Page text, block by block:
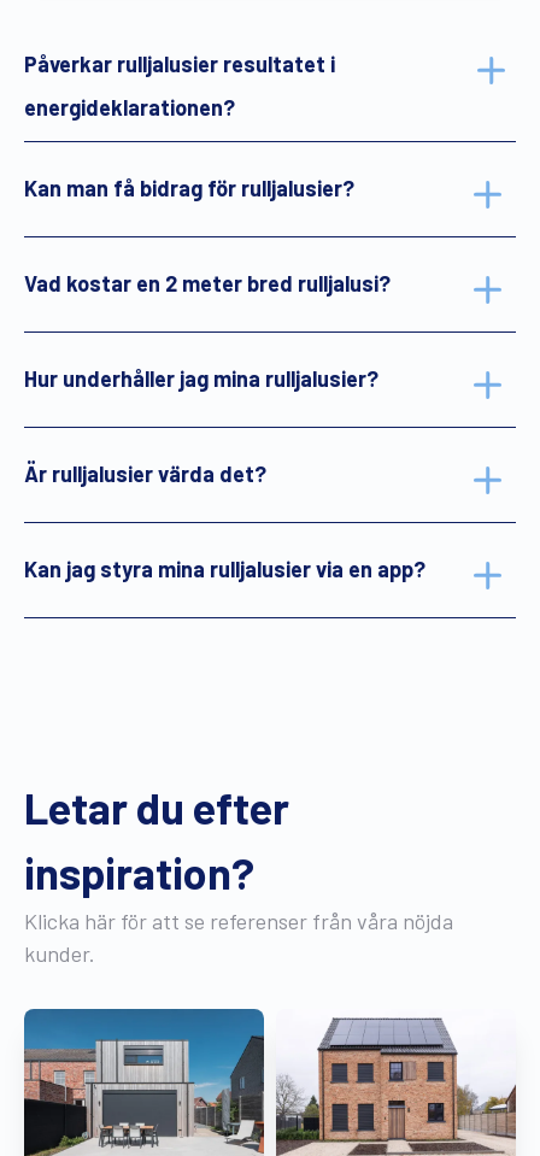
Påverkar rulljalusier resultatet i
energideklarationen?
Kan man få bidrag för rulljalusier?
Vad kostar en 2 meter bred rulljalusi?
Hur underhåller jag mina rulljalusier?
Är rulljalusier värda det?
Kan jag styra mina rulljalusier via en app?
Letar du efter
inspiration?
Klicka här för att se referenser från våra nöjda
kunder.